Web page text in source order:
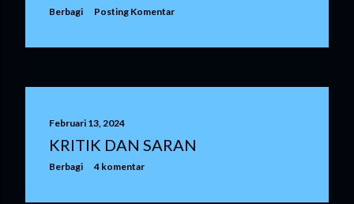
Berbagi Posting Komentar
Februari 13, 2024
KRITIK DAN SARAN
Berbagi 4 komentar